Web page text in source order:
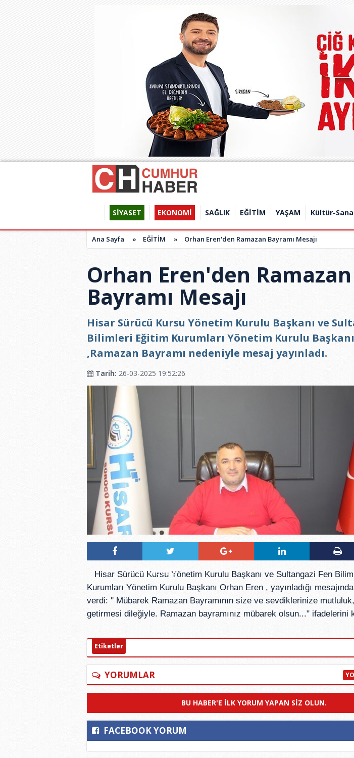
SİYASET EKONOMİ SAĞLIK EĞİTİM YAŞAM Kültür-
Ana Sayfa » EĞİTİM » Orhan Eren'den Ramazan Bayramı Mesajı
Orhan Eren'den Ramazan
Bayramı Mesajı
Hisar Sürücü Kursu Yönetim Kurulu Başkanı ve
Bilimleri Eğitim Kurumları Yönetim Kurulu
,Ramazan Bayramı nedeniyle mesaj yayınladı.
Tarih: 26-03-2025 19:52:26
Tweetle
Hisar Sürücü Kursu Yönetim Kurulu Başkanı ve Sultangazi Fen
Kurumları Yönetim Kurulu Başkanı Orhan Eren , yayınladığı
verdi: '' Mübarek Ramazan Bayramının size ve sevdiklerinize
getirmesi dileğiyle. Ramazan bayramınız mübarek olsun..." ifadelerini
Etiketler
YORUMLAR
BU HABER'E ILK YORUM YAPAN SIZ OLUN.
FACEBOOK YORUM